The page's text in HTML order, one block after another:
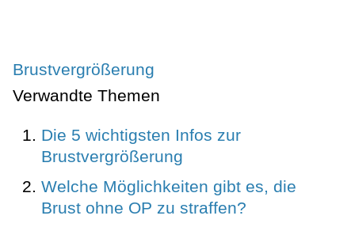
Brustvergrößerung
Verwandte Themen
Die 5 wichtigsten Infos zur
Brustvergrößerung
Welche Möglichkeiten gibt es, die
Brust ohne OP zu straffen?